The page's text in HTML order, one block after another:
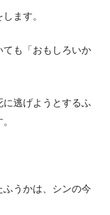
ます。
も「おもしろいか
逃げようとするふ
ふうかは、シンの今